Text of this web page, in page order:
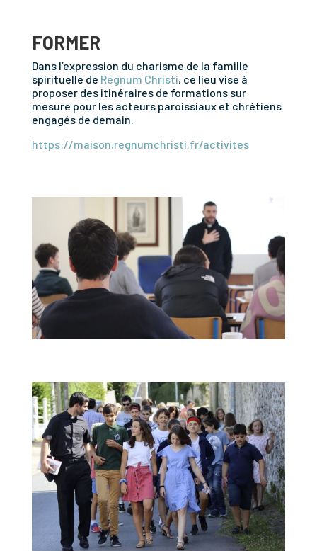
FORMER
Dans l’expression du charisme de la famille
spirituelle de Regnum Christi, ce lieu vise à
proposer des itinéraires de formations sur
mesure pour les acteurs paroissiaux et chrétiens
engagés de demain.
https://maison.regnumchristi.fr/activites